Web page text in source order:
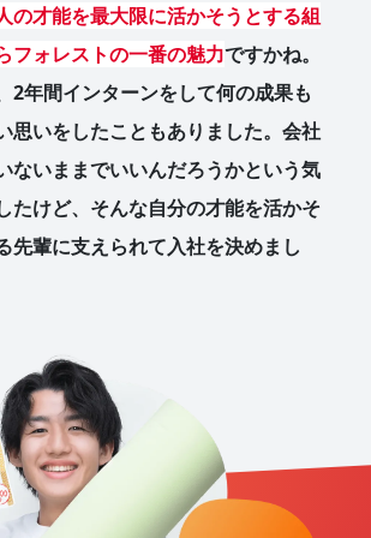
の才能を最大限に活かそうとする組
フォレストの一番の魅力ですかね。
2年間インターンをして何の成果も
思いをしたこともありました。会社
ないままでいいんだろうかという気
たけど、そんな自分の才能を活かそ
先輩に支えられて入社を決めまし